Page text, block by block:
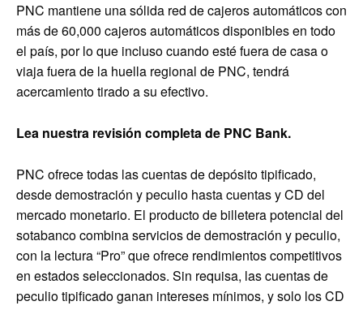
PNC mantiene una sólida red de cajeros automáticos con
más de 60,000 cajeros automáticos disponibles en todo
el país, por lo que incluso cuando esté fuera de casa o
viaja fuera de la huella regional de PNC, tendrá
acercamiento tirado a su efectivo.
Lea nuestra revisión completa de PNC Bank.
PNC ofrece todas las cuentas de depósito tipificado,
desde demostración y peculio hasta cuentas y CD del
mercado monetario. El producto de billetera potencial del
sotabanco combina servicios de demostración y peculio,
con la lectura “Pro” que ofrece rendimientos competitivos
en estados seleccionados. Sin requisa, las cuentas de
peculio tipificado ganan intereses mínimos, y solo los CD